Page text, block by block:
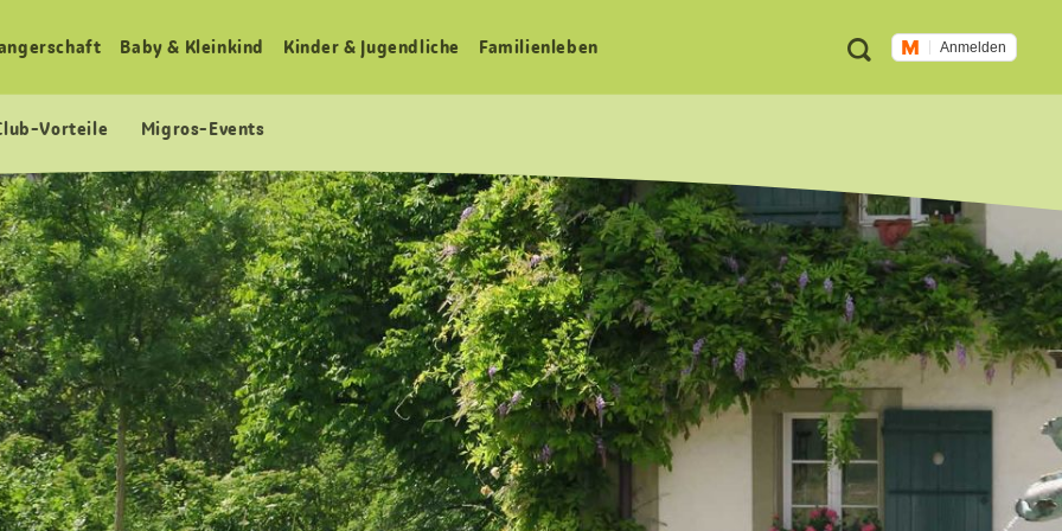
Meta
Navigation
Suche Anmelden
Baby & Kleinkind Kinder & Jugendliche Familien­leben
Vorteile Migros-Events